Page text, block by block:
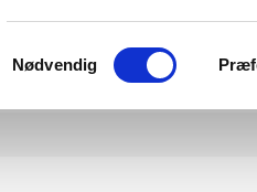
NødvendigHaven Hegn